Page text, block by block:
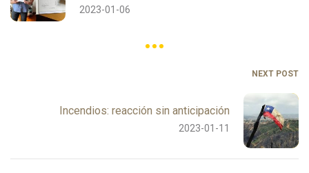
2023-01-06
NEXT POST
Incendios: reacción sin anticipación
2023-01-11